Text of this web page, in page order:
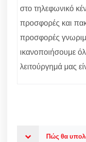
στο τηλεφωνικό
προσφορές και
προσφορές
ικανοποιήσουμε
λειτούργημά μας
Πώς θα